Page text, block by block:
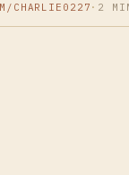
CHARLIE0227 · 2